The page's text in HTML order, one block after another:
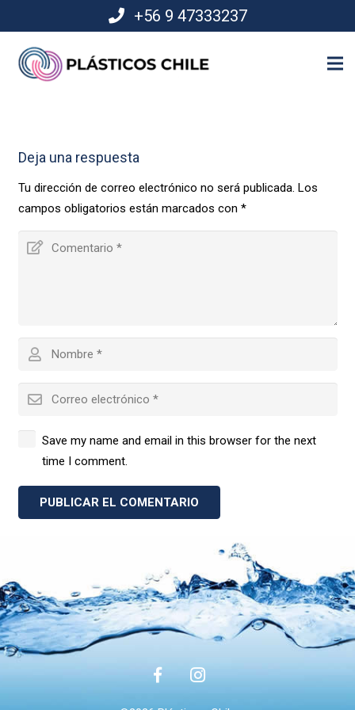
+56 9 47333237
Deja una respuesta
Tu dirección de correo electrónico no será publicada. Los
campos obligatorios están marcados con *
Save my name and email in this browser for the next
time I comment.
PUBLICAR EL COMENTARIO